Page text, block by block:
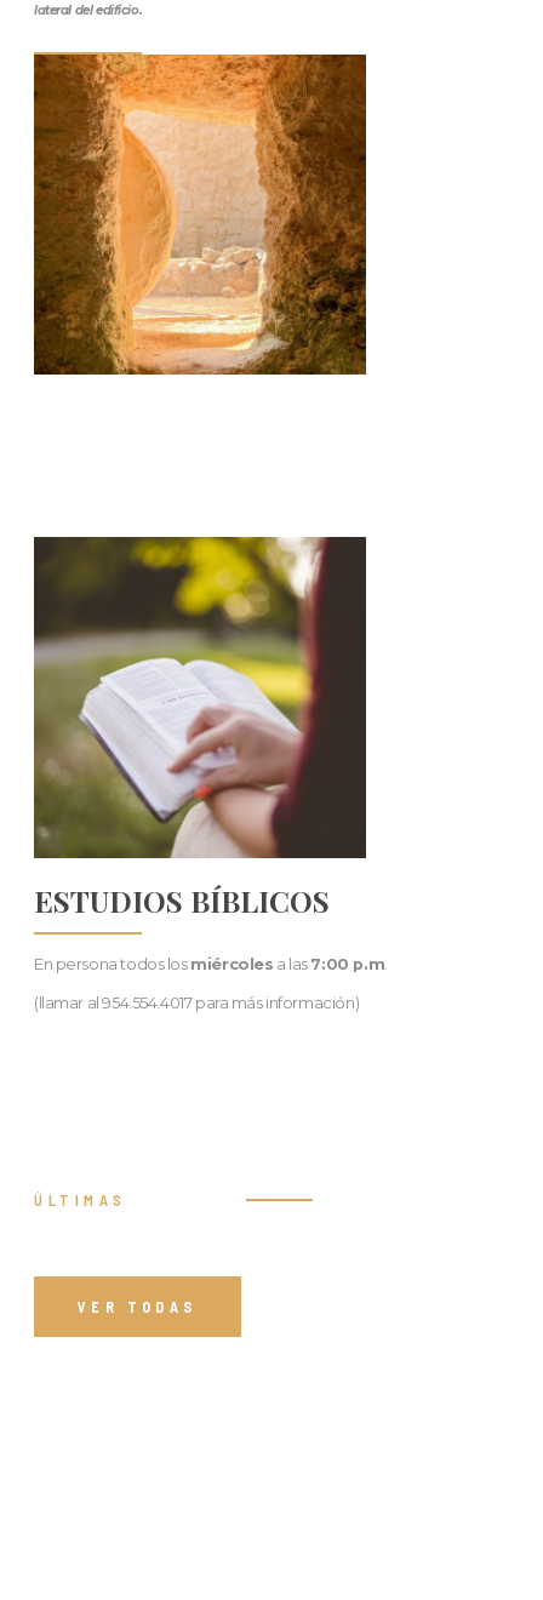
lateral del edificio.
ESTUDIOS BÍBLICOS
En persona todos los miércoles a las 7:00 p.m.
(llamar al 954.554.4017 para más información)
ÚLTIMAS
VER TODAS